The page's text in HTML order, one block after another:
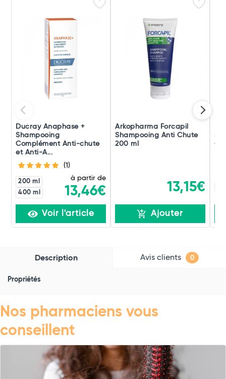
Ducray Anaphase +
Shampooing
Complément Anti-chute
et Anti-A...
(1)
200 ml
400 ml
à partir de
13,46€
Voir l'article
Arkopharma Forcapil
Shampooing Anti Chute
200 ml
13,15€
Ajouter
Description Avis clients 0
Propriétés
Nos pharmaciens vous
conseillent